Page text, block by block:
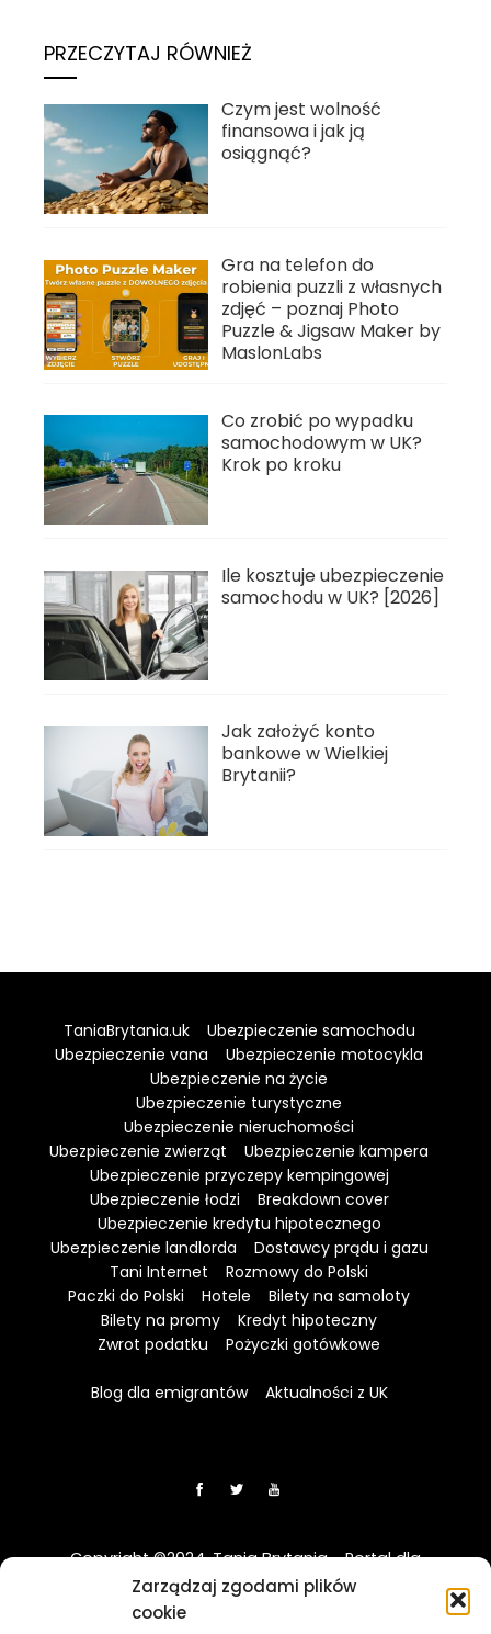
Zarządzaj zgodami plików
cookie
PRZECZYTAJ RÓWNIEŻ
Czym jest wolność
finansowa i jak ją
osiągnąć?
Gra na telefon do
robienia puzzli z własnych
zdjęć – poznaj Photo
Puzzle & Jigsaw Maker by
MaslonLabs
Co zrobić po wypadku
samochodowym w UK?
Krok po kroku
Ile kosztuje ubezpieczenie
samochodu w UK? [2026]
Jak założyć konto
bankowe w Wielkiej
Brytanii?
TaniaBrytania.uk
Ubezpieczenie samochodu
Ubezpieczenie vana
Ubezpieczenie motocykla
Ubezpieczenie na życie
Ubezpieczenie turystyczne
Ubezpieczenie nieruchomości
Ubezpieczenie zwierząt
Ubezpieczenie kampera
Ubezpieczenie przyczepy kempingowej
Ubezpieczenie łodzi
Breakdown cover
Ubezpieczenie kredytu hipotecznego
Ubezpieczenie landlorda
Dostawcy prądu i gazu
Tani Internet
Rozmowy do Polski
Paczki do Polski
Hotele
Bilety na samoloty
Bilety na promy
Kredyt hipoteczny
Zwrot podatku
Pożyczki gotówkowe
Blog dla emigrantów Aktualności z UK
Copyright ©2024. Tania Brytania - Portal dla
Polaków w UK